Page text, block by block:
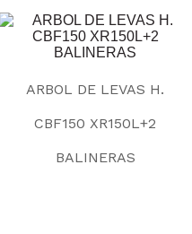
ARBOL DE LEVAS H.
CBF150 XR150L+2
BALINERAS